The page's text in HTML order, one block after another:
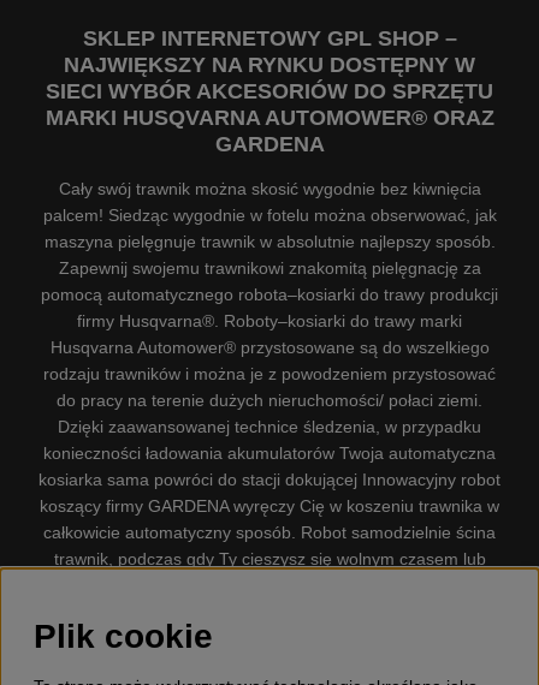
SKLEP INTERNETOWY GPL SHOP –
NAJWIĘKSZY NA RYNKU DOSTĘPNY W
SIECI WYBÓR AKCESORIÓW DO SPRZĘTU
MARKI HUSQVARNA AUTOMOWER® ORAZ
GARDENA
Cały swój trawnik można skosić wygodnie bez kiwnięcia
palcem! Siedząc wygodnie w fotelu można obserwować, jak
maszyna pielęgnuje trawnik w absolutnie najlepszy sposób.
Zapewnij swojemu trawnikowi znakomitą pielęgnację za
pomocą automatycznego robota–kosiarki do trawy produkcji
firmy Husqvarna®. Roboty–kosiarki do trawy marki
Husqvarna Automower® przystosowane są do wszelkiego
rodzaju trawników i można je z powodzeniem przystosować
do pracy na terenie dużych nieruchomości/ połaci ziemi.
Dzięki zaawansowanej technice śledzenia, w przypadku
konieczności ładowania akumulatorów Twoja automatyczna
kosiarka sama powróci do stacji dokującej Innowacyjny robot
koszący firmy GARDENA wyręczy Cię w koszeniu trawnika w
całkowicie automatyczny sposób. Robot samodzielnie ścina
trawnik, podczas gdy Ty cieszysz się wolnym czasem lub
dostępną na rynku. Firma nasza dysponuje. Gplshop
Plik cookie